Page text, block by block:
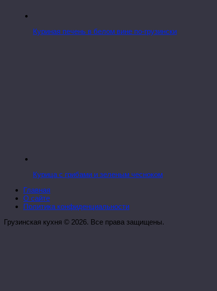
Куриная печень в белом вине по-грузински
Курица с грибами и зеленым чесноком
Главная
О сайте
Политика конфиденциальности
Грузинская кухня © 2026. Все права защищены.